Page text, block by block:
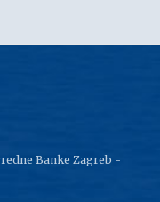
Banke Zagreb -